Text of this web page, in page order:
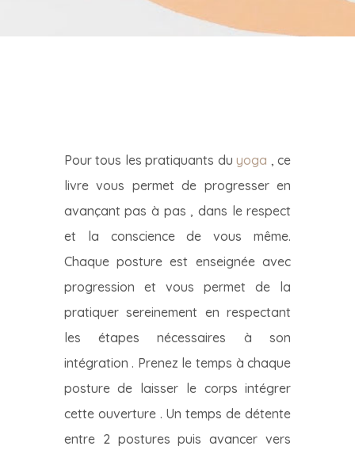
Pour tous les pratiquants du yoga , ce
livre vous permet de progresser en
avançant pas à pas , dans le respect
et la conscience de vous même.
Chaque posture est enseignée avec
progression et vous permet de la
pratiquer sereinement en respectant
les étapes nécessaires à son
intégration . Prenez le temps à chaque
posture de laisser le corps intégrer
cette ouverture . Un temps de détente
entre 2 postures puis avancer vers